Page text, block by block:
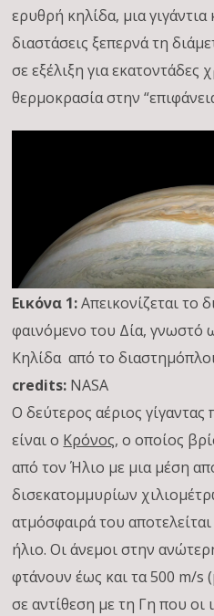
ερυθρή κηλίδα, μια
διαστάσεις ξεπερνά τη
σε εξέλιξη για εκατοντάδες
θερμοκρασία στην
Εικόνα 1:Απεικονίζεται το
φαινόμενο του Δία,
Κηλίδα από το
credits: NASA
Ο δεύτερος αέριος
είναι ο Κρόνος, ο οποίος
από τον Ήλιο με μια μέση
δισεκατομμυρίων
ατμόσφαιρά του
ήλιο. Οι άνεμοι στην
φτάνουν έως και τα 500 m/s
σε αντίθεση με τη Γη που οι